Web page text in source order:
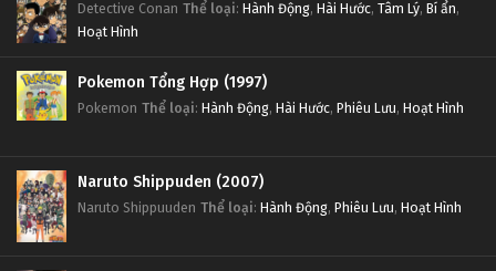
Detective Conan Thể loại: Hành Động, Hài Hước, Tâm Lý, Bí ẩn,
Hoạt Hình
Pokemon Tổng Hợp (1997)
Pokemon Thể loại: Hành Động, Hài Hước, Phiêu Lưu, Hoạt Hình
Naruto Shippuden (2007)
Naruto Shippuuden Thể loại: Hành Động, Phiêu Lưu, Hoạt Hình